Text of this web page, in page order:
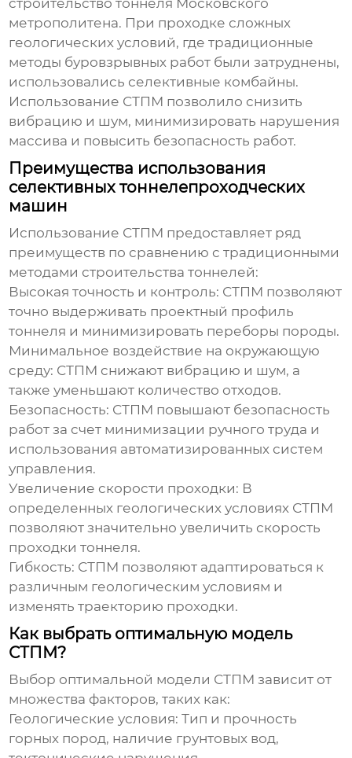
строительство тоннеля Московского
метрополитена. При проходке сложных
геологических условий, где традиционные
методы буровзрывных работ были затруднены,
использовались селективные комбайны.
Использование СТПМ позволило снизить
вибрацию и шум, минимизировать нарушения
массива и повысить безопасность работ.
Преимущества использования
селективных тоннелепроходческих
машин
Использование СТПМ предоставляет ряд
преимуществ по сравнению с традиционными
методами строительства тоннелей:
Высокая точность и контроль: СТПМ позволяют
точно выдерживать проектный профиль
тоннеля и минимизировать переборы породы.
Минимальное воздействие на окружающую
среду: СТПМ снижают вибрацию и шум, а
также уменьшают количество отходов.
Безопасность: СТПМ повышают безопасность
работ за счет минимизации ручного труда и
использования автоматизированных систем
управления.
Увеличение скорости проходки: В
определенных геологических условиях СТПМ
позволяют значительно увеличить скорость
проходки тоннеля.
Гибкость: СТПМ позволяют адаптироваться к
различным геологическим условиям и
изменять траекторию проходки.
Как выбрать оптимальную модель
СТПМ?
Выбор оптимальной модели СТПМ зависит от
множества факторов, таких как:
Геологические условия: Тип и прочность
горных пород, наличие грунтовых вод,